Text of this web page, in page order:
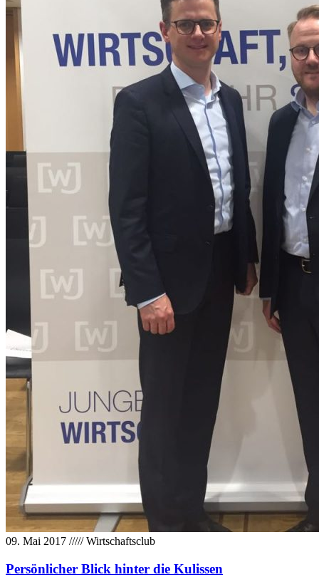
09. Mai 2017 /////Wirtschaftsclub
Persönlicher Blick hinter die Kulissen